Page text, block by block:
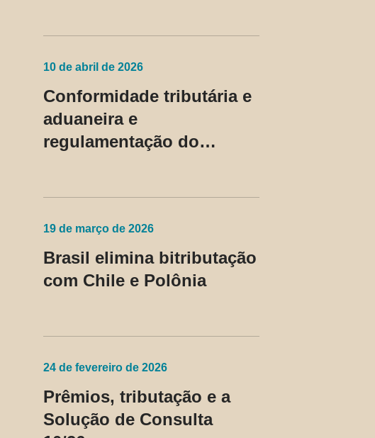
privilegiado
10 de abril de 2026
Conformidade tributária e
aduaneira e
regulamentação do
19 de março de 2026
Brasil elimina bitributação
com Chile e Polônia
24 de fevereiro de 2026
Prêmios, tributação e a
Solução de Consulta